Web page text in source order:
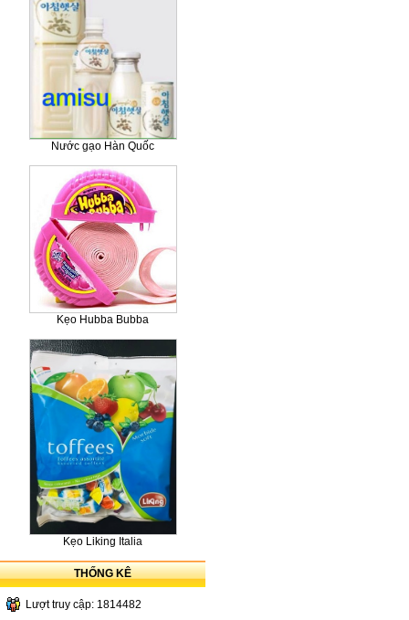
Nước gạo Hàn Quốc
Kẹo Hubba Bubba
Kẹo Liking Italia
THỐNG KÊ
Lượt truy cập: 1814482